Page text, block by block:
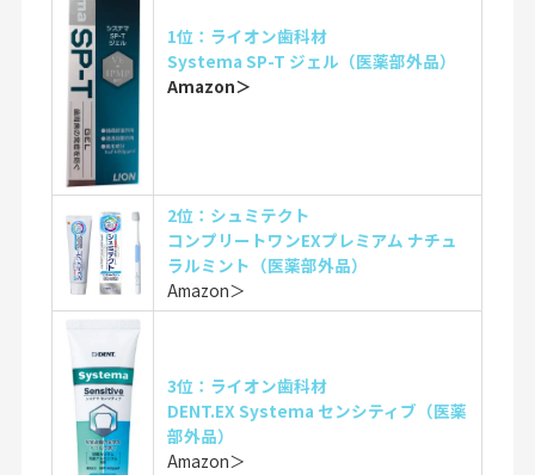
1位：ライオン歯科材
Systema SP-T ジェル（医薬部外品）
Amazon＞
2位：シュミテクト
コンプリートワンEXプレミアム ナチュ
ラルミント（医薬部外品）
Amazon＞
3位：ライオン歯科材
DENT.EX Systema センシティブ（医薬
部外品）
Amazon＞